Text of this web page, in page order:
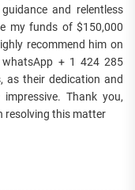
and relentless
my funds of $150,000
recommend him on
whatsApp + 1 424 285
as their dedication and
Thank you,
resolving this matter